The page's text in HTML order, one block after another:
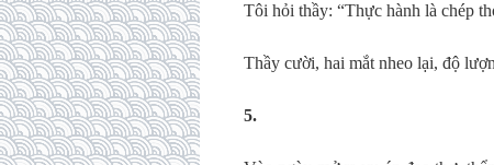
Tôi hỏi thầy: “Thực hành là chép
Thầy cười, hai mắt nheo lại, độ
5.